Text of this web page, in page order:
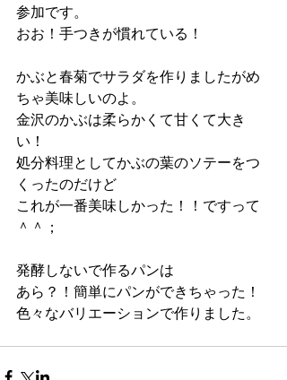
参加です。
おお！手つきが慣れている！
かぶと春菊でサラダを作りましたがめ
ちゃ美味しいのよ。
金沢のかぶは柔らかくて甘くて大き
い！
処分料理としてかぶの葉のソテーをつ
くったのだけど
これが一番美味しかった！！ですって
＾＾；
発酵しないで作るパンは
あら？！簡単にパンができちゃった！
色々なバリエーションで作りました。